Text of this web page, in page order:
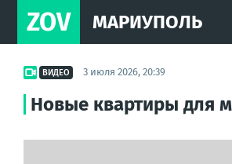
ZOV МАРИУПОЛЬ
ВИДЕО 3 июля 2026, 20:39
Новые квартиры для